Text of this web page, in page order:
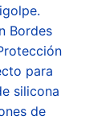
Bordes
para
silicona
de